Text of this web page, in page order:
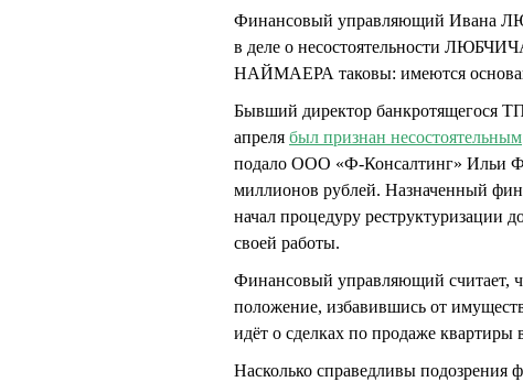
Финансовый управляющий Ивана
в деле о несостоятельности
НАЙМАЕРА таковы: имеются
Бывший директор банкротящегося
апреля был признан несостоятельным
подало ООО «Ф-Консалтинг»
миллионов рублей. Назначенный
начал процедуру реструктуризации
своей работы.
Финансовый управляющий считает,
положение, избавившись от
идёт о сделках по продаже
Насколько справедливы подозрения